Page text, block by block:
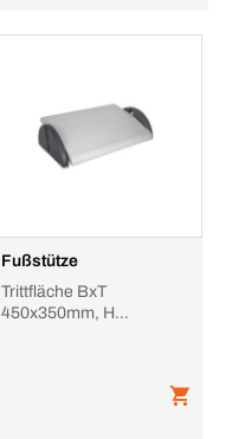
Fußstütze
Trittfläche BxT
450x350mm, H